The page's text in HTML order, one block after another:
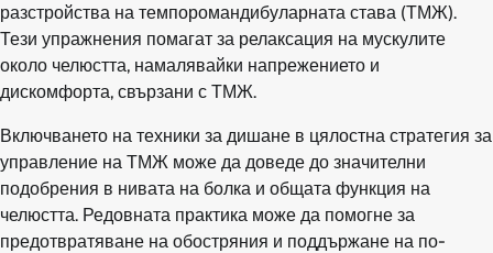
разстройства на темпоромандибуларната става (ТМЖ).
Тези упражнения помагат за релаксация на мускулите
около челюстта, намалявайки напрежението и
дискомфорта, свързани с ТМЖ.
Включването на техники за дишане в цялостна стратегия за
управление на ТМЖ може да доведе до значителни
подобрения в нивата на болка и общата функция на
челюстта. Редовната практика може да помогне за
предотвратяване на обостряния и поддържане на по-